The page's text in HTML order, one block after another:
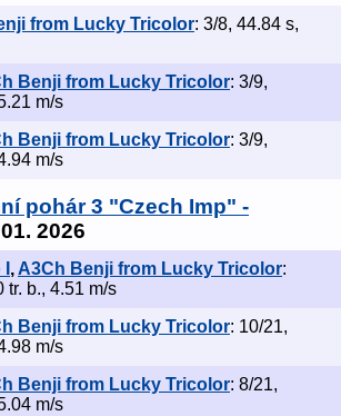
from Lucky Tricolor: 3/8, 44.84 s,
Benji from Lucky Tricolor: 3/9,
m/s
Benji from Lucky Tricolor: 3/9,
m/s
pohár 3 "Czech Imp" -
2026
, A3Ch Benji from Lucky Tricolor:
tr. b., 4.51 m/s
Benji from Lucky Tricolor: 10/21,
m/s
Benji from Lucky Tricolor: 8/21,
m/s